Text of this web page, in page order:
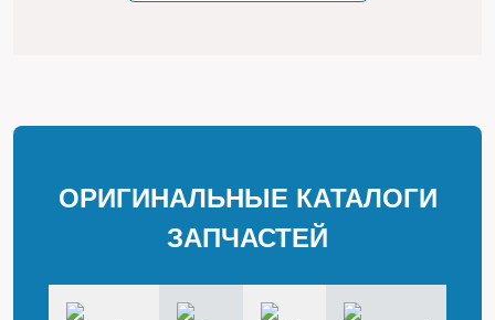
ОРИГИНАЛЬНЫЕ КАТАЛОГИ
ЗАПЧАСТЕЙ